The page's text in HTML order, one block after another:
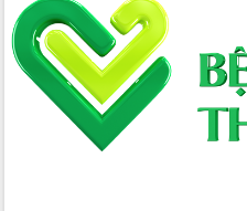
mới
Chuyển đổi số 'mở đường' cho nông
nghiệp Đắk Lắk tăng trưởng bứt phá
Triển khai đồng bộ đo đạc, lập hồ sơ
địa chính, hoàn thiện cơ sở dữ liệu đất